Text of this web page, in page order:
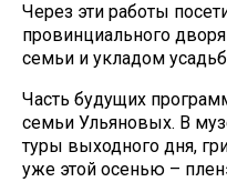
Через эти работы
провинциального
семьи и укладом
Часть будущих
семьи Ульяновых. В
туры выходного дня,
уже этой осенью –